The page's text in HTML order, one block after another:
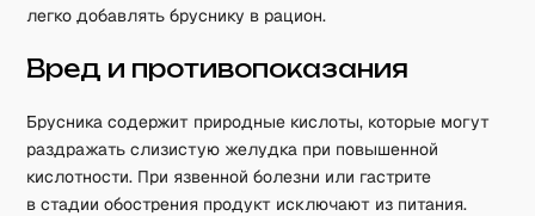
легко добавлять бруснику в рацион.
Вред и противопоказания
Брусника содержит природные кислоты, которые могут
раздражать слизистую желудка при повышенной
кислотности. При язвенной болезни или гастрите
в стадии обострения продукт исключают из питания.